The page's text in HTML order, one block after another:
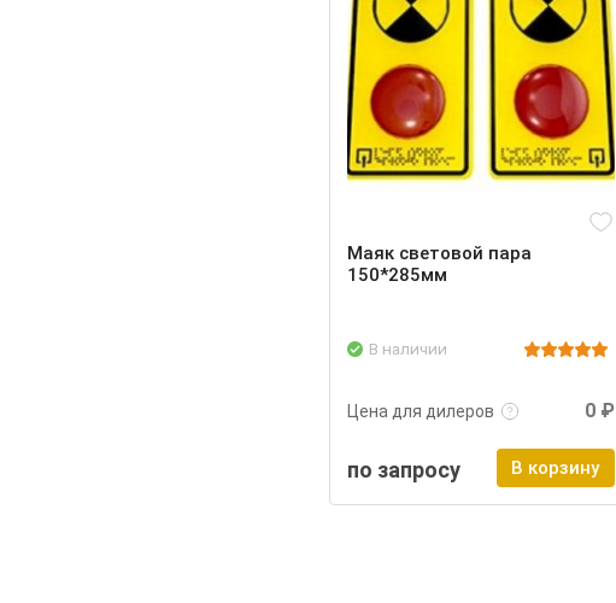
Маяк световой пара
150*285мм
В наличии
Цена для дилеров
Подробнее Войти
0 ₽
по запросу В корзину